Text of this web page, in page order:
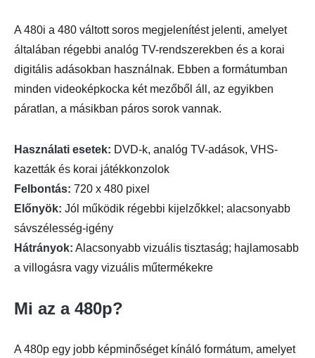
A 480i a 480 váltott soros megjelenítést jelenti, amelyet
általában régebbi analóg TV-rendszerekben és a korai
digitális adásokban használnak. Ebben a formátumban
minden videoképkocka két mezőből áll, az egyikben
páratlan, a másikban páros sorok vannak.
Használati esetek: DVD-k, analóg TV-adások, VHS-
kazetták és korai játékkonzolok
Felbontás: 720 x 480 pixel
Előnyök: Jól működik régebbi kijelzőkkel; alacsonyabb
sávszélesség-igény
Hátrányok: Alacsonyabb vizuális tisztaság; hajlamosabb
a villogásra vagy vizuális műtermékekre
Mi az a 480p?
A 480p egy jobb képminőséget kínáló formátum, amelyet